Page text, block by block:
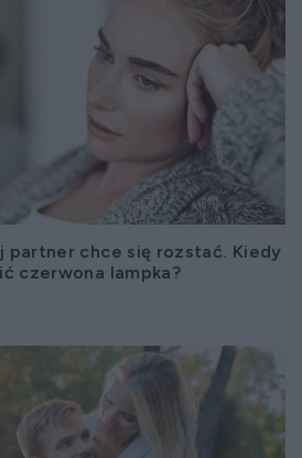
partner chce się rozstać. Kiedy
czerwona lampka?